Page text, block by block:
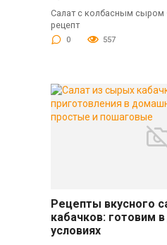
Салат с колбасным сыром
рецепт
0 557
Рецепты вкусного
кабачков: готовим
условиях